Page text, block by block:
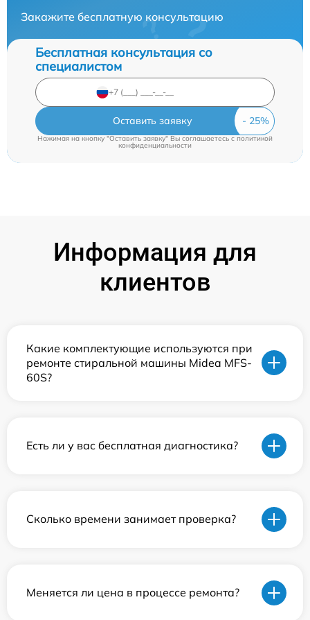
Закажите бесплатную консультацию
Бесплатная консультация со
специалистом
Оставить заявку
Нажимая на кнопку "Оставить заявку" Вы соглашаетесь cполитикой
конфиденциальности
Информация для
клиентов
Какие комплектующие используются при
ремонте стиральной машины Midea MFS-
60S?
Есть ли у вас бесплатная диагностика?
Сколько времени занимает проверка?
Меняется ли цена в процессе ремонта?